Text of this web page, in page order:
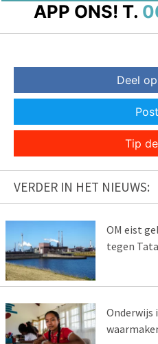
APP ONS! T.
Deel
Tip
VERDER IN HET NIEUWS:
OM eist
tegen
Onderwijs